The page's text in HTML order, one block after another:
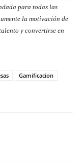
para todas las
la motivación de
y convertirse en
Gamificacion